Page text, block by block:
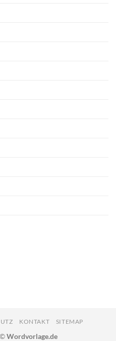
KONTAKT SITEMAP
Wordvorlage.de